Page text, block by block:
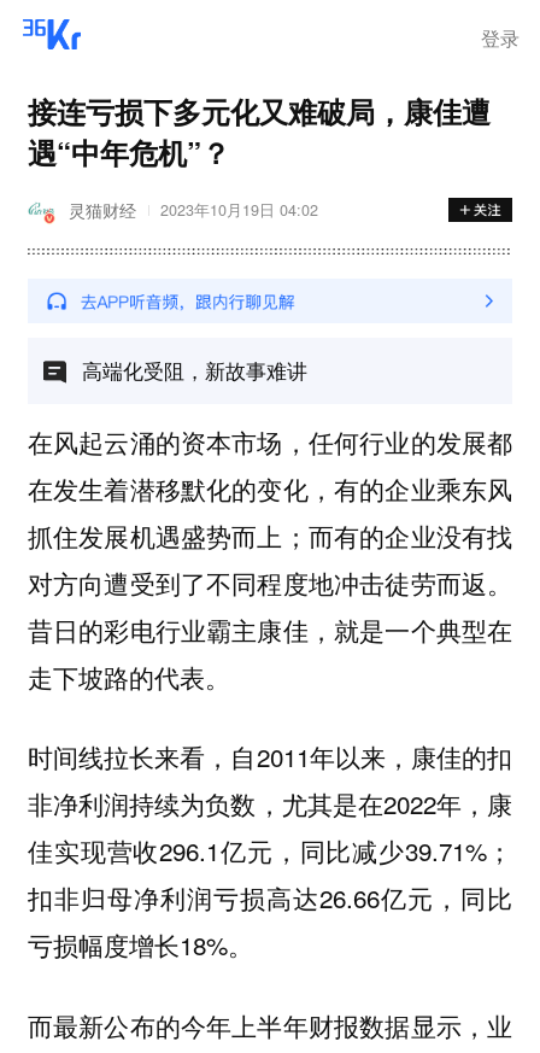
登录
接连亏损下多元化又难破局，康佳遭
遇“中年危机”？
灵猫财经 2023年10月19日 04:02
高端化受阻，新故事难讲
在风起云涌的资本市场，任何行业的发展都
在发生着潜移默化的变化，有的企业乘东风
抓住发展机遇盛势而上；而有的企业没有找
对方向遭受到了不同程度地冲击徒劳而返。
昔日的彩电行业霸主康佳，就是一个典型在
走下坡路的代表。
时间线拉长来看，自2011年以来，康佳的扣
非净利润持续为负数，尤其是在2022年，康
佳实现营收296.1亿元，同比减少39.71%；
扣非归母净利润亏损高达26.66亿元，同比
亏损幅度增长18%。
而最新公布的今年上半年财报数据显示，业